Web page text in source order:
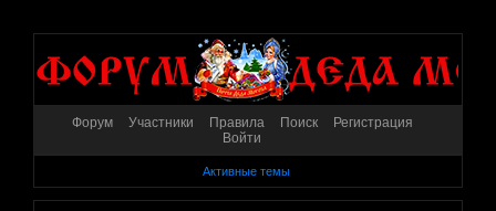
Форум Участники Правила Поиск
Регистрация
Войти
Активные темы